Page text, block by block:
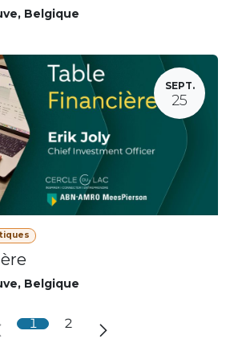
, Belgique
SEPT.
25
, Belgique
1 2